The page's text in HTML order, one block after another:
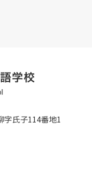
字氏子114番地1